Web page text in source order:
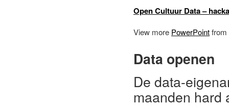
Open Cultuur Data –
View more PowerPointfrom
Data openen
De data-
maanden hard